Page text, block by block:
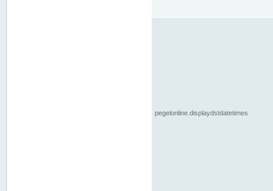
pegelonline.displaydstdatetimes